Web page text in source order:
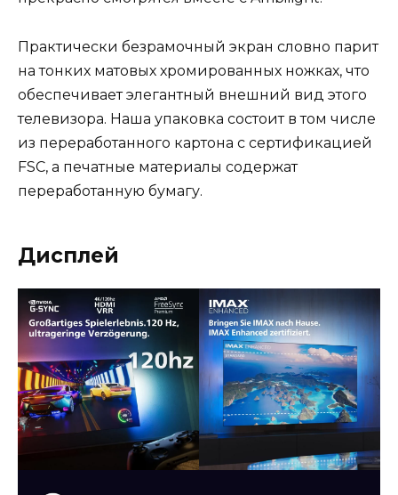
Практически безрамочный экран словно парит
на тонких матовых хромированных ножках, что
обеспечивает элегантный внешний вид этого
телевизора. Наша упаковка состоит в том числе
из переработанного картона с сертификацией
FSC, а печатные материалы содержат
переработанную бумагу.
Дисплей